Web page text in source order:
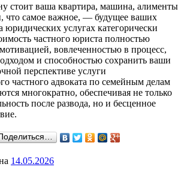
стоит ваша квартира, машина, алименты
что самое важное, — будущее ваших
юридических услугах категорически
частного юриста полностью
вовлеченностью в процесс,
и способностью сохранить ваши
перспективе услуги
частного адвоката по семейным делам
многократно, обеспечивая не только
после развода, но и бесценное
14.05.2026